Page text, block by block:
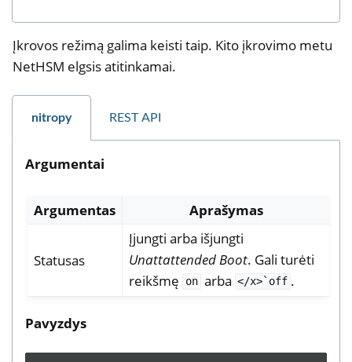
Įkrovos režimą galima keisti taip. Kito įkrovimo metu
NetHSM elgsis atitinkamai.
nitropy REST API
Argumentai
Argumentas Aprašymas
Statusas
Įjungti arba išjungti
Unattattended Boot. Gali turėti
reikšmę
on arba </x>`off .
Pavyzdys